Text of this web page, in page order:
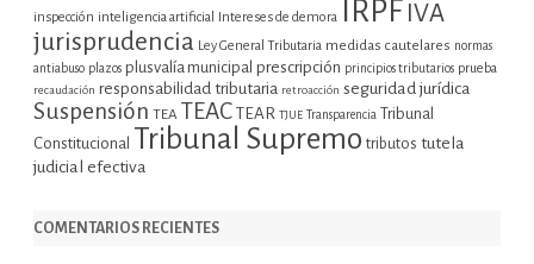
inspección inteligencia artificial Intereses de demora IRPF IVA
jurisprudencia Ley General Tributaria medidas cautelares normas
antiabuso plazos plusvalía municipal prescripción principios tributarios prueba
recaudación responsabilidad tributaria retroacción seguridad jurídica
Suspensión TEA TEAC TEAR TJUE Transparencia Tribunal
Constitucional Tribunal Supremo tributos tutela
judicial efectiva
COMENTARIOS RECIENTES